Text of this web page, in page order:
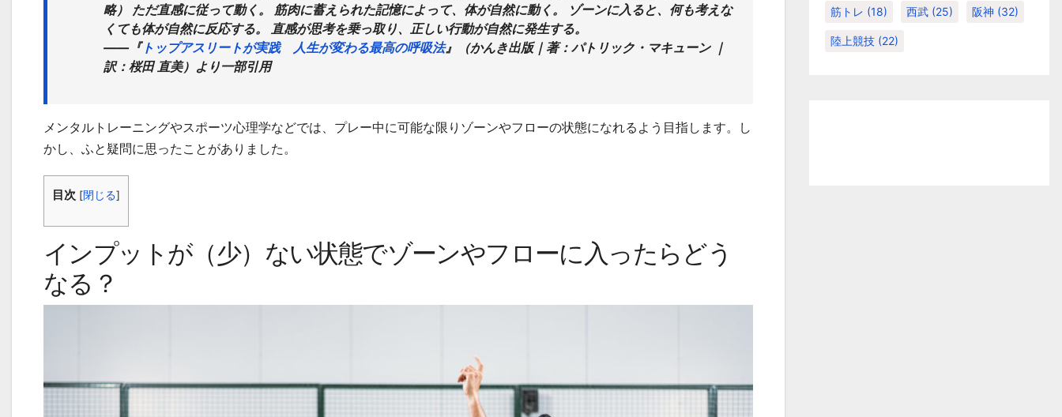
略） ただ直感に従って動く。 筋肉に蓄えられた記憶によって、体が自然に動く。 ゾーンに入ると、何も考えな
くても体が自然に反応する。 直感が思考を乗っ取り、正しい行動が自然に発生する。
――『トップアスリートが実践 人生が変わる最高の呼吸法』（かんき出版｜著：パトリック・マキューン ｜
訳：桜田 直美）より一部引用
メンタルトレーニングやスポーツ心理学などでは、プレー中に可能な限りゾーンやフローの状態になれるよう目指します。し
かし、ふと疑問に思ったことがありました。
目次 [閉じる]
インプットが（少）ない状態でゾーンやフローに入ったらどう
なる？
筋トレ (18) 西武 (25) 阪神 (32)
陸上競技 (22)